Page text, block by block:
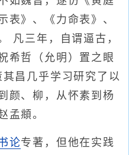
表》、《力命表》、
凡三年，自谓逼古，
希哲（允明）置之眼
昌几乎学习研究了以
颜、柳，从怀素到杨
孟頫。
论专著，但他在实践